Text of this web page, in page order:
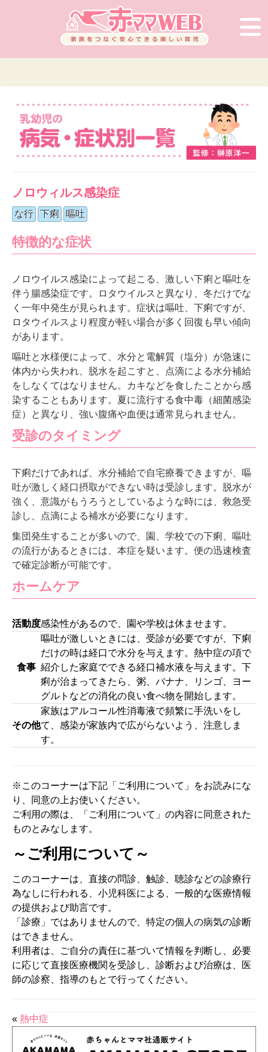
ノロウィルス感染症
な行 下痢 嘔吐
特徴的な症状
ノロウイルス感染によって起こる、激しい下痢と嘔吐を
伴う腸感染症です。ロタウイルスと異なり、冬だけでな
く一年中発生が見られます。症状は嘔吐、下痢ですが、
ロタウイルスより程度が軽い場合が多く回復も早い傾向
があります。
嘔吐と水様便によって、水分と電解質（塩分）が急速に
体内から失われ、脱水を起こすと、点滴による水分補給
をしなくてはなりません。カキなどを食したことから感
染することもあります。夏に流行する食中毒（細菌感染
症）と異なり、強い腹痛や血便は通常見られません。
受診のタイミング
下痢だけであれば、水分補給で自宅療養できますが、嘔
吐が激しく経口摂取ができない時は受診します。脱水が
強く、意識がもうろうとしているような時には、救急受
診し、点滴による補水が必要になります。
集団発生することが多いので、園、学校での下痢、嘔吐
の流行があるときには、本症を疑います。便の迅速検査
で確定診断が可能です。
ホームケア
活動度感染性があるので、園や学校は休ませます。
食事
嘔吐が激しいときには、受診が必要ですが、下痢
だけの時は経口で水分を与えます。熱中症の項で
紹介した家庭でできる経口補水液を与えます。下
痢が治まってきたら、粥、バナナ、リンゴ、ヨー
グルトなどの消化の良い食べ物を開始します。
その他
家族はアルコール性消毒液で頻繁に手洗いをし
て、感染が家族内で広がらないよう、注意しま
す。
※このコーナーは下記「ご利用について」をお読みにな
り、同意の上お使いください。
ご利用の際は、「ご利用について」の内容に同意された
ものとみなします。
～ご利用について～
このコーナーは、直接の問診、触診、聴診などの診療行
為なしに行われる、小児科医による、一般的な医療情報
の提供および助言です。
「診療」ではありませんので、特定の個人の病気の診断
はできません。
利用者は、ご自分の責任に基づいて情報を判断し、必要
に応じて直接医療機関を受診し、診断および治療は、医
師の診察、指導のもとで行ってください。
« 熱中症